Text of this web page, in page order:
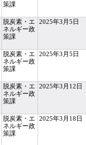
策課
脱炭素・エ
ネルギー政
策課
2025年3月5日
脱炭素・エ
ネルギー政
策課
2025年3月5日
脱炭素・エ
ネルギー政
策課
2025年3月12日
脱炭素・エ
ネルギー政
策課
2025年3月18日